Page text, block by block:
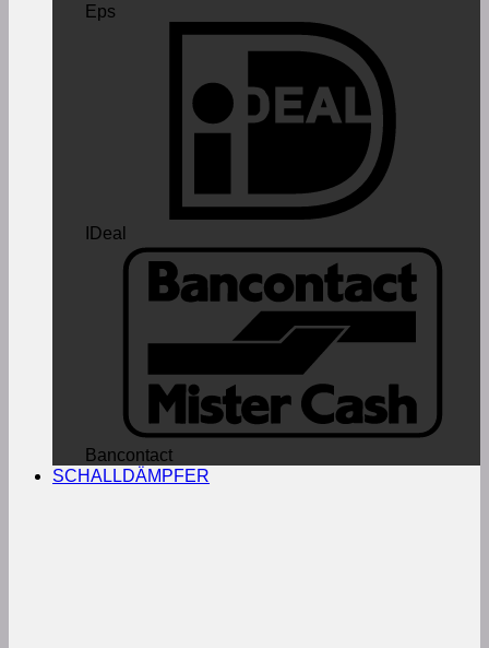
Eps
IDeal
Bancontact
SCHALLDÄMPFER